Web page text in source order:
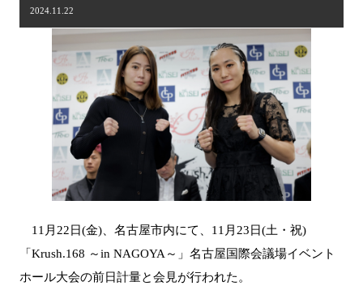
ไทย
2024.11.22
11月22日(金)、名古屋市内にて、11月23日(土・祝)
「Krush.168 ～in NAGOYA～」名古屋国際会議場イベント
ホール大会の前日計量と会見が行われた。